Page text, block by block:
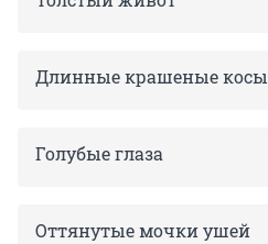
Длинные крашеные косы
Голубые глаза
Оттянутые мочки ушей